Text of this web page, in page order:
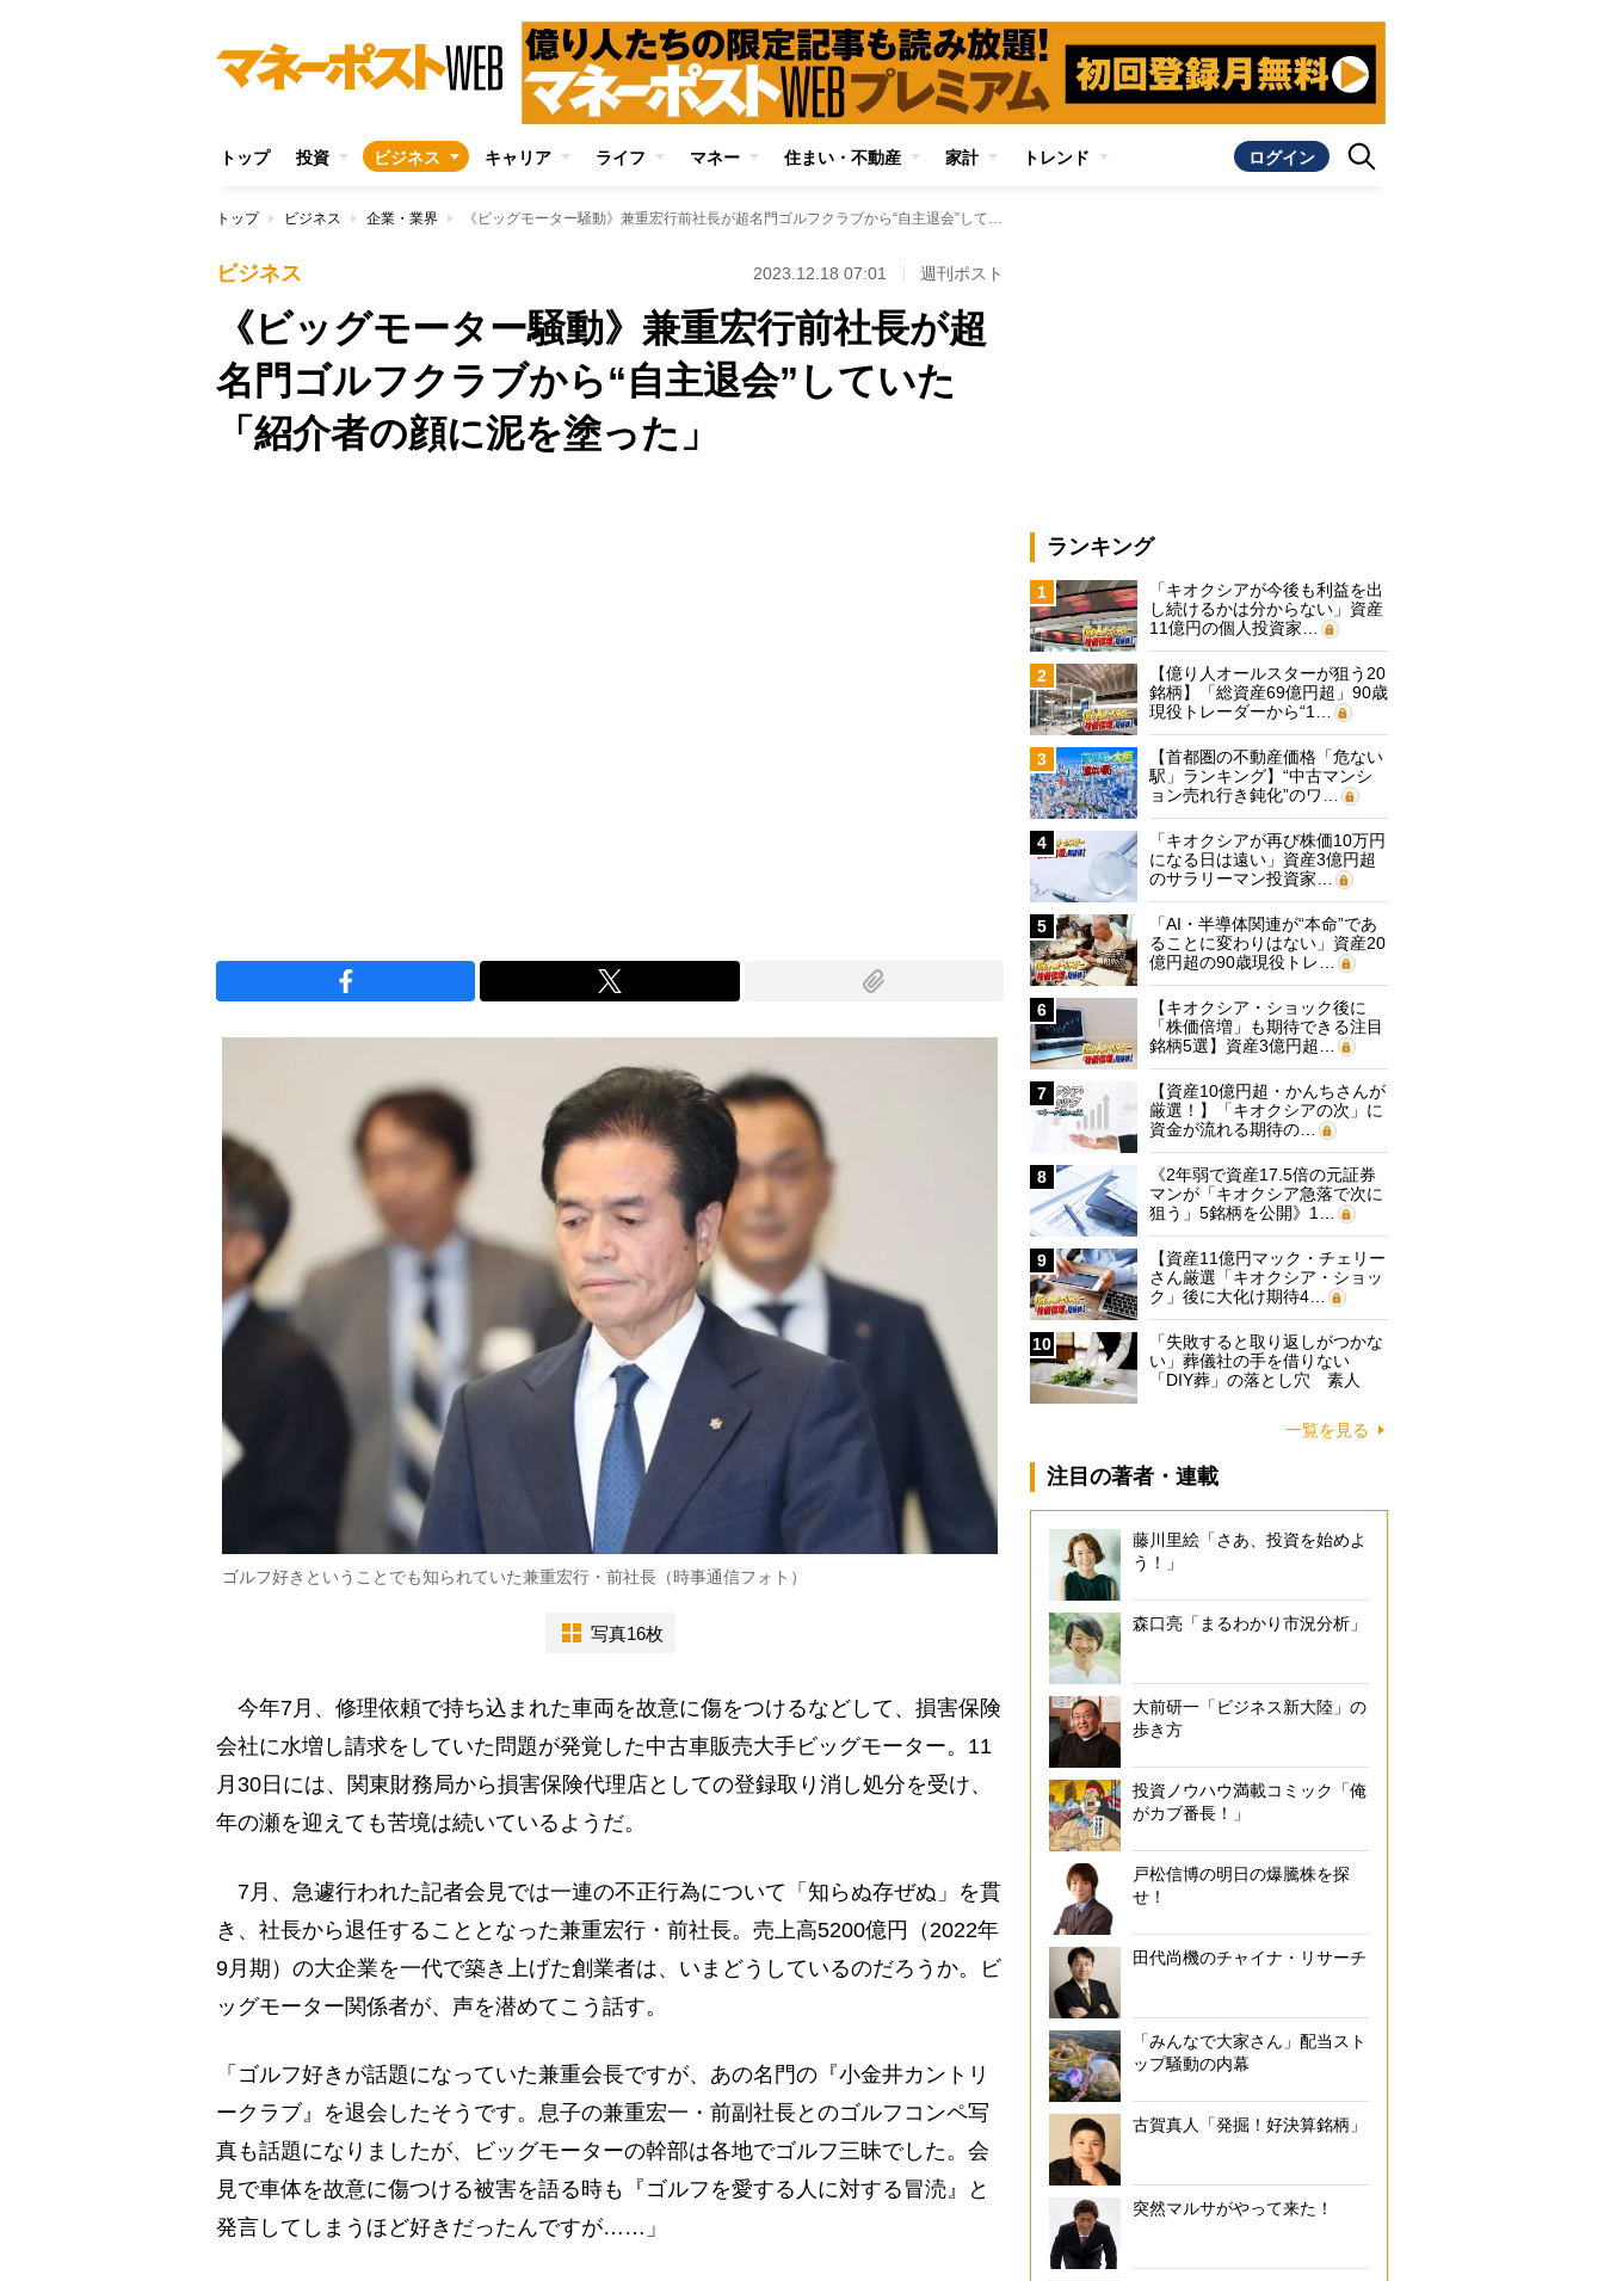
トップ 投資 ビジネス キャリア ライフ マネー 住まい・不動産 家計 トレンド ログイン
トップ ビジネス 企業・業界 《ビッグモーター騒動》兼重宏行前社長が超名門ゴルフクラブから“自主退会”していた 「紹介者の顔に泥を塗った」
ビジネス 2023.12.18 07:01 週刊ポスト
《ビッグモーター騒動》兼重宏行前社長が超
名門ゴルフクラブから“自主退会”していた
「紹介者の顔に泥を塗った」
ゴルフ好きということでも知られていた兼重宏行・前社長（時事通信フォト）
写真16枚
今年7月、修理依頼で持ち込まれた車両を故意に傷をつけるなどして、損害保険
会社に水増し請求をしていた問題が発覚した中古車販売大手ビッグモーター。11
月30日には、関東財務局から損害保険代理店としての登録取り消し処分を受け、
年の瀬を迎えても苦境は続いているようだ。
7月、急遽行われた記者会見では一連の不正行為について「知らぬ存ぜぬ」を貫
き、社長から退任することとなった兼重宏行・前社長。売上高5200億円（2022年
9月期）の大企業を一代で築き上げた創業者は、いまどうしているのだろうか。ビ
ッグモーター関係者が、声を潜めてこう話す。
「ゴルフ好きが話題になっていた兼重会長ですが、あの名門の『小金井カントリ
ークラブ』を退会したそうです。息子の兼重宏一・前副社長とのゴルフコンペ写
真も話題になりましたが、ビッグモーターの幹部は各地でゴルフ三昧でした。会
見で車体を故意に傷つける被害を語る時も『ゴルフを愛する人に対する冒涜』と
発言してしまうほど好きだったんですが……」
ランキング
1
「キオクシアが今後も利益を出
し続けるかは分からない」資産
11億円の個人投資家…
2
【億り人オールスターが狙う20
銘柄】「総資産69億円超」90歳
現役トレーダーから“1…
3
【首都圏の不動産価格「危ない
駅」ランキング】“中古マンシ
ョン売れ行き鈍化”のワ…
4
「キオクシアが再び株価10万円
になる日は遠い」資産3億円超
のサラリーマン投資家…
5
「AI・半導体関連が“本命”であ
ることに変わりはない」資産20
億円超の90歳現役トレ…
6
【キオクシア・ショック後に
「株価倍増」も期待できる注目
銘柄5選】資産3億円超…
7
【資産10億円超・かんちさんが
厳選！】「キオクシアの次」に
資金が流れる期待の…
8
《2年弱で資産17.5倍の元証券
マンが「キオクシア急落で次に
狙う」5銘柄を公開》1…
9
【資産11億円マック・チェリー
さん厳選「キオクシア・ショッ
ク」後に大化け期待4…
10
「失敗すると取り返しがつかな
い」葬儀社の手を借りない
「DIY葬」の落とし穴 素人
一覧を見る
注目の著者・連載
藤川里絵「さあ、投資を始めよ
う！」
森口亮「まるわかり市況分析」
大前研一「ビジネス新大陸」の
歩き方
投資ノウハウ満載コミック「俺
がカブ番長！」
戸松信博の明日の爆騰株を探
せ！
田代尚機のチャイナ・リサーチ
「みんなで大家さん」配当スト
ップ騒動の内幕
古賀真人「発掘！好決算銘柄」
突然マルサがやって来た！